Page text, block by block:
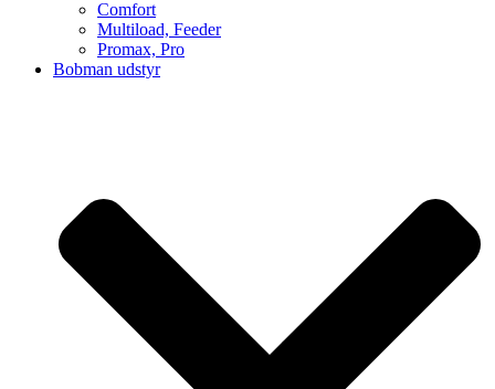
Comfort
Multiload, Feeder
Promax, Pro
Bobman udstyr